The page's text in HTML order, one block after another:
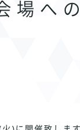
場へ